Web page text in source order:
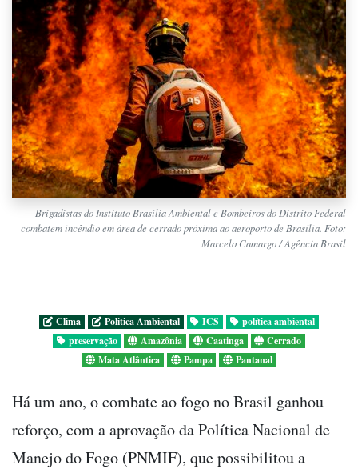
Brigadistas do Instituto Brasília Ambiental e Bombeiros do Distrito Federal
combatem incêndio em área de cerrado próxima ao aeroporto de Brasília. Foto:
Marcelo Camargo / Agência Brasil
Clima Politica Ambiental ICS
política ambiental
preservação
Amazônia Caatinga
Cerrado
Mata Atlântica
Pampa Pantanal
Há um ano, o combate ao fogo no Brasil ganhou
reforço, com a aprovação da Política Nacional de
Manejo do Fogo (PNMIF), que possibilitou a